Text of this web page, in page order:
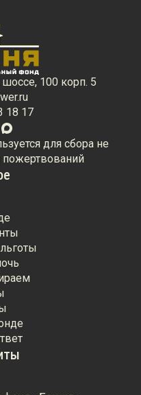
100 корп. 5
18 17
для сбора не